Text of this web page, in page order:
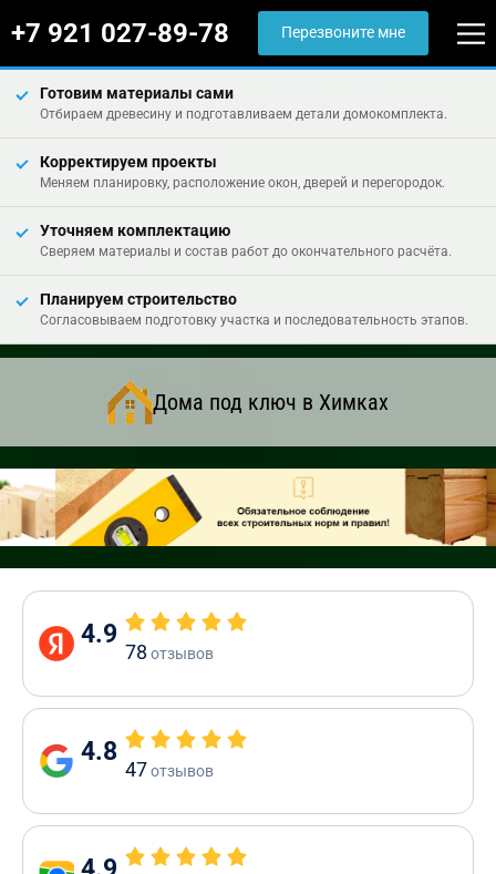
+7 921 027-89-78 Перезвоните мне
Готовим материалы сами
Отбираем древесину и подготавливаем детали домокомплекта.
Корректируем проекты
Меняем планировку, расположение окон, дверей и перегородок.
Уточняем комплектацию
Сверяем материалы и состав работ до окончательного расчёта.
Планируем строительство
Согласовываем подготовку участка и последовательность этапов.
Дома под ключ в Химках
4.9
78 отзывов
4.8
47отзывов